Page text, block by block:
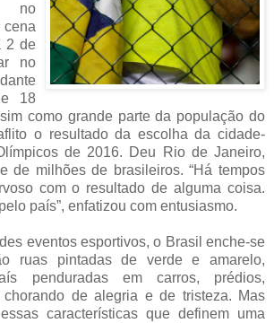
no
cena
2 de
no
18
como grande parte da população do
o resultado da escolha da cidade-
de 2016. Deu Rio de Janeiro,
de milhões de brasileiros. “Há tempos
com o resultado de alguma coisa.
país”, enfatizou com entusiasmo.
eventos esportivos, o Brasil enche-se
ruas pintadas de verde e amarelo,
penduradas em carros, prédios,
chorando de alegria e de tristeza. Mas
características que definem uma